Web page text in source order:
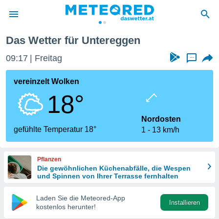
wurde
dass
sind.
diese
Das Wetter für Untereggen
09:17 Freitag ...
vereinzelt Wolken
18°
gefühlte Temperatur 18°
Nordosten
1
13 km/h
Pflanzen
Die gewöhnlichen Küchenabfälle, die Wespen
und Spinnen von Ihrer Terrasse fernhalten
Laden Sie die Meteored-App
kostenlos herunter!
Installieren